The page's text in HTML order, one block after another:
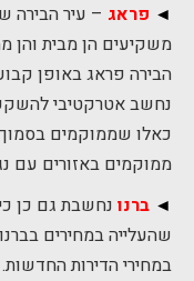
◄ פראג – עיר הבירה
משקיעים הן מבית והן
הבירה פראג באופן
נחשב אטרקטיבי
כאלו שממוקמים בסמוך
ממוקמים באזורים עם
◄ ברנו נחשבת גם כן
במחירי הדירות